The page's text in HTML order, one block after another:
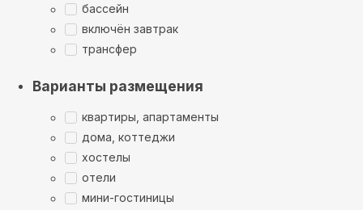
бассейн
включён завтрак
трансфер
Варианты размещения
квартиры, апартаменты
дома, коттеджи
хостелы
отели
мини-гостиницы